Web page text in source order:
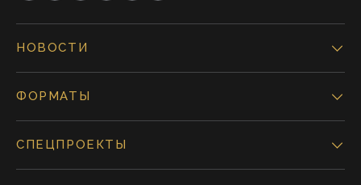
НОВОСТИ
ФОРМАТЫ
СПЕЦПРОЕКТЫ